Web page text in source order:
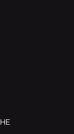
9 h HE - 21 h HE